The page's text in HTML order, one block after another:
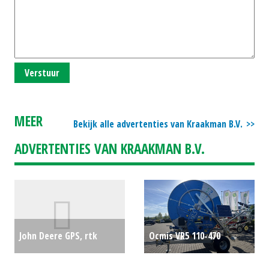
Verstuur
Bekijk alle advertenties van Kraakman B.V.
MEER
ADVERTENTIES VAN KRAAKMAN B.V.
John Deere GPS, rtk
Ocmis VR5 110-470